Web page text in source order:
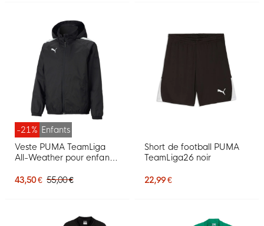
-21% Enfants
Veste PUMA TeamLiga
All-Weather pour enfants,
43,50 € 55,00 €
Short de football PUMA
TeamLiga26 noir
22,99 €